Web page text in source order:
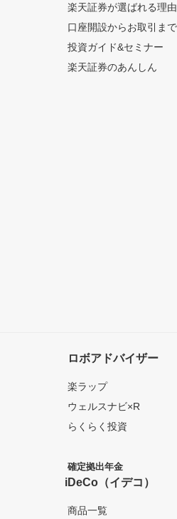
楽天証券が選ばれる理由
口座開設からお取引ま
投資ガイド&セミナー
楽天証券のあんしん
ロボアドバイザー
楽ラップ
ウェルスナビ×R
らくらく投資
確定拠出年金
iDeCo（イデコ）
商品一覧